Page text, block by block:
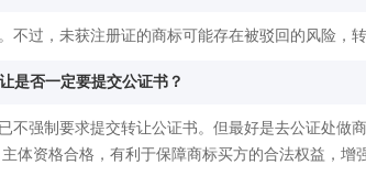
不过，未获注册证的商标可能存在被驳回的风险，
是否一定要提交公证书？
不强制要求提交转让公证书。但最好是去公证处做
体资格合格，有利于保障商标买方的合法权益，增